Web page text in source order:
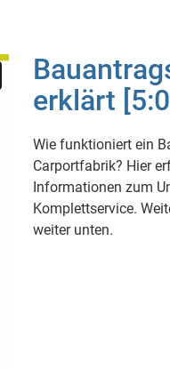
erklärt
Wie funktioniert ein
Carportfabrik? Hier
Informationen zum
Komplettservice.
weiter unten.